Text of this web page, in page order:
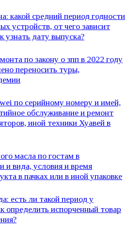
какой средний период годности
устройств, от чего зависит
узнать дату выпуска?
по закону о зпп в 2022 году
переносить туры,
по серийному номеру и имей,
обслуживание и ремонт
иной техники Хуавей в
масла по гостам в
и вида, условия и время
в пачках или в иной упаковке
есть ли такой период у
определить испорченный товар